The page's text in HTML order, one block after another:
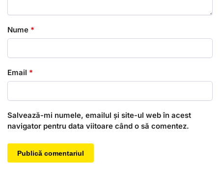
Nume *
Email *
Salvează-mi numele, emailul și site-ul web în acest
navigator pentru data viitoare când o să comentez.